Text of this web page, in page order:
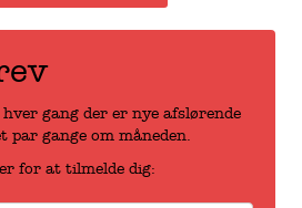
gang der er nye afslørende
par gange om måneden.
for at tilmelde dig: